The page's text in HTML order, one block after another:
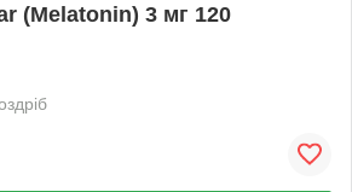
(Melatonin) 3 мг 120